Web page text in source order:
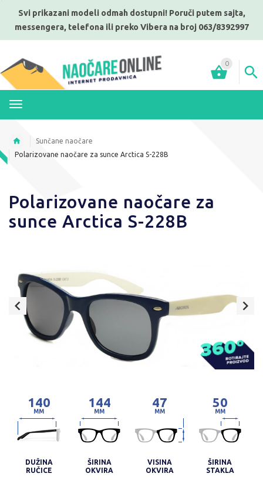
Svi prikazani modeli odmah dostupni! Poruči putem sajta,
messengera, telefona ili preko Vibera na broj 063/8392997
0
Sunčane naočare
Polarizovane naočare za sunce Arctica S-228B
Polarizovane naočare za
sunce Arctica S-228B
140
MM
DUŽINA
RUČICE
144
MM
ŠIRINA
OKVIRA
47
MM
VISINA
OKVIRA
50
MM
ŠIRINA
STAKLA